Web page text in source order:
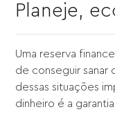
Planeje,
Uma reserva
de conseguir sanar
dessas situações
dinheiro é a